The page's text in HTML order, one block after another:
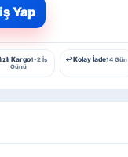
Yap
Kargo1-2 İş
Günü
↩️Kolay İade14 Gün